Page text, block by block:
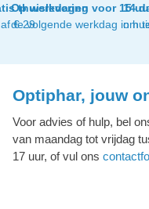
thuislevering
€ 29
Op werkdagen voor 15
de volgende werkdag in
14
om
Optiphar, jouw
Voor advies of hulp, bel
van maandag tot vrijdag
17 uur, of vul ons